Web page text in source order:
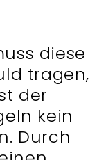
diese
tragen,
der
kein
Durch